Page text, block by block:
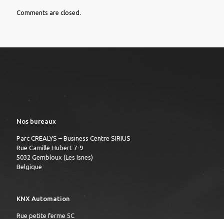
Comments are closed.
Nos bureaux
Parc CREALYS – Business Centre SIRIUS
Rue Camille Hubert 7-9
5032 Gembloux (Les Isnes)
Belgique
KNX Automation
Rue petite ferme 5C